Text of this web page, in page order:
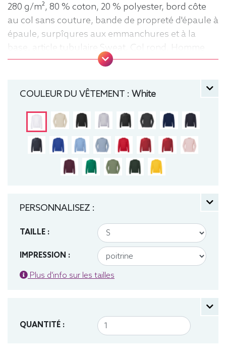
280 g/m², 80 % coton, 20 % polyester, bord côte
au col sans couture, bande de propreté d'épaule à
épaule, surpîqures aux emmanchures et à la
base, article tubulaire Sweat, Col rond, Homme
COULEUR DU VÊTEMENT : White
PERSONNALISEZ :
TAILLE :
IMPRESSION :
Plus d'info sur les tailles
QUANTITÉ :